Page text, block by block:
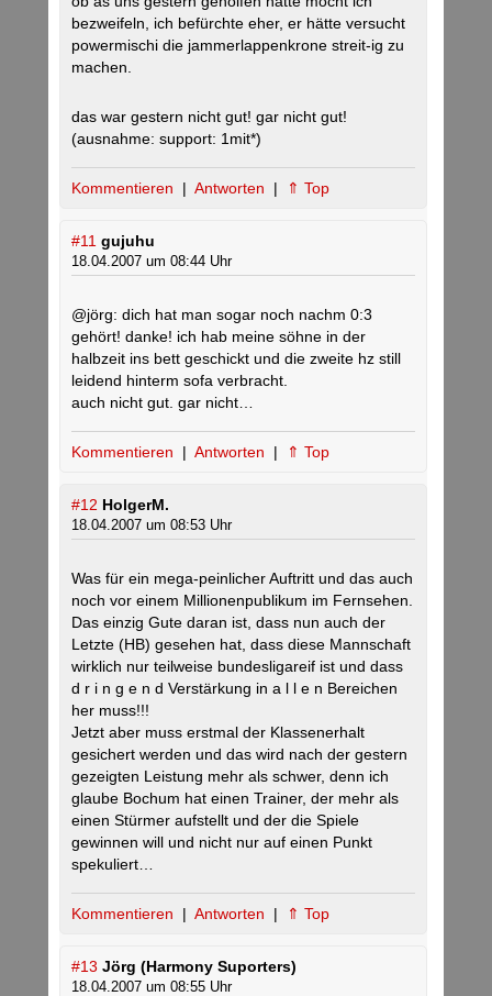
bezweifeln, ich befürchte eher, er hätte versucht
powermischi die jammerlappenkrone streit-ig zu
machen.
das war gestern nicht gut! gar nicht gut!
(ausnahme: support: 1mit*)
Kommentieren | Antworten | ⇑ Top
#11 gujuhu
18.04.2007 um 08:44 Uhr
@jörg: dich hat man sogar noch nachm 0:3
gehört! danke! ich hab meine söhne in der
halbzeit ins bett geschickt und die zweite hz still
leidend hinterm sofa verbracht.
auch nicht gut. gar nicht…
Kommentieren | Antworten | ⇑ Top
#12 HolgerM.
18.04.2007 um 08:53 Uhr
Was für ein mega-peinlicher Auftritt und das auch
noch vor einem Millionenpublikum im Fernsehen.
Das einzig Gute daran ist, dass nun auch der
Letzte (HB) gesehen hat, dass diese Mannschaft
wirklich nur teilweise bundesligareif ist und dass
d r i n g e n d Verstärkung in a l l e n Bereichen
her muss!!!
Jetzt aber muss erstmal der Klassenerhalt
gesichert werden und das wird nach der gestern
gezeigten Leistung mehr als schwer, denn ich
glaube Bochum hat einen Trainer, der mehr als
einen Stürmer aufstellt und der die Spiele
gewinnen will und nicht nur auf einen Punkt
spekuliert…
Kommentieren | Antworten | ⇑ Top
#13 Jörg (Harmony Suporters)
18.04.2007 um 08:55 Uhr